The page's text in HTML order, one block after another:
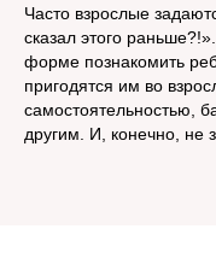
Часто взрослые
сказал этого
форме познакомить
пригодятся им во
самостоятельностью,
другим. И, конечно, не